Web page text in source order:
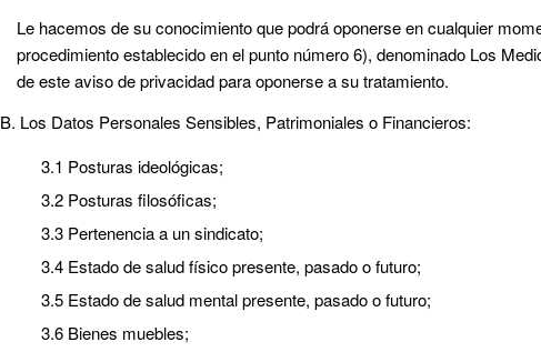
Le hacemos de su conocimiento que podrá oponerse en cualquier
procedimiento establecido en el punto número 6), denominado Los
de este aviso de privacidad para oponerse a su tratamiento.
B. Los Datos Personales Sensibles, Patrimoniales o Financieros:
3.1 Posturas ideológicas;
3.2 Posturas filosóficas;
3.3 Pertenencia a un sindicato;
3.4 Estado de salud físico presente, pasado o futuro;
3.5 Estado de salud mental presente, pasado o futuro;
3.6 Bienes muebles;